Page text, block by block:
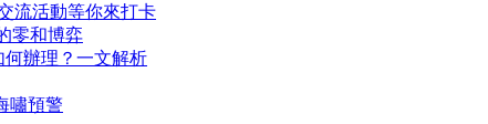
流活動等你來打卡
零和博弈
何辦理？一文解析
嘯預警